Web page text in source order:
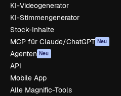
KI-Videogenerator
KI-Stimmengenerator
Stock-Inhalte
MCP für Claude/ChatGPT Neu
Agenten Neu
API
Mobile App
Alle Magnific-Tools